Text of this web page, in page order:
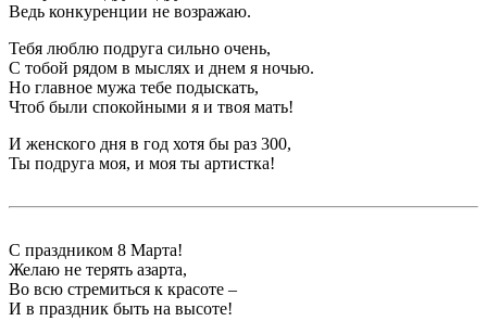
Ведь конкуренции не возражаю.
Тебя люблю подруга сильно очень,
С тобой рядом в мыслях и днем я ночью.
Но главное мужа тебе подыскать,
Чтоб были спокойными я и твоя мать!
И женского дня в год хотя бы раз 300,
Ты подруга моя, и моя ты артистка!
С праздником 8 Марта!
Желаю не терять азарта,
Во всю стремиться к красоте –
И в праздник быть на высоте!